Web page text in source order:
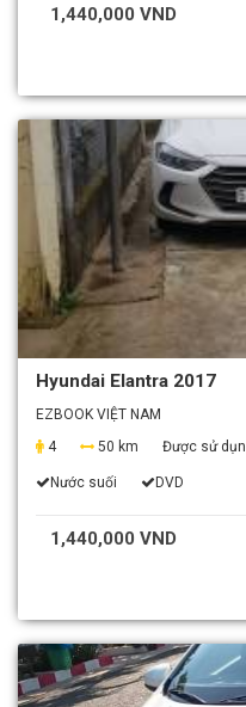
1,440,000 VND
Hyundai Elantra 2017
EZBOOK VIỆT NAM
4
50 km Được sử
Nước suối DVD
1,440,000 VND